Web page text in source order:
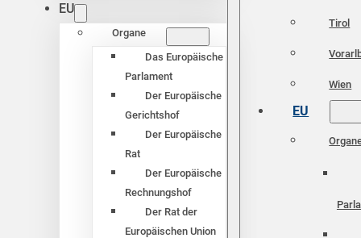
EU
Organe
Das Europäische
Parlament
Der Europäische
Gerichtshof
Der Europäische
Rat
Der Europäische
Rechnungshof
Der Rat der
Europäischen Union
Tirol
Wien
EU